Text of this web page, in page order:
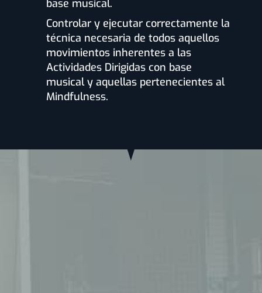
base musical.
Controlar y ejecutar correctamente la
técnica necesaria de todos aquellos
movimientos inherentes a las
Actividades Dirigidas con base
musical y aquellas pertenecientes al
Mindfulness.